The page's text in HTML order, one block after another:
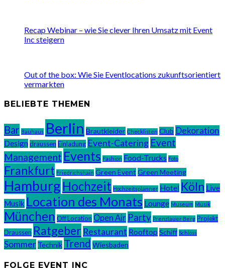
Recap Webinar – wie Sie clever Ihren Umsatz mit Event
Inc steigern
Out of the box: Wie Sie Eventlocations zukunftsorientiert
vermarkten
BELIEBTE THEMEN
Bar Bauhaus Berlin Brautkleider Checklisten Club Dekoration
Design draussen Einladung Event-Catering Event
Management Events Fashion Food-Trucks Foto
Frankfurt Friedrichshain Green Event Green Meeting
Hamburg Hochzeit Hochzeitsplanner Hotel Köln Live
Musik Location des Monats Lounge Museum Musik
München Off Location Open Air Party Prenzlauer Berg Projekt
Draussen Ratgeber Restaurant Rooftop Schiff Schloss
Sommer Technik Trend Wiesbaden
FOLGE EVENT INC